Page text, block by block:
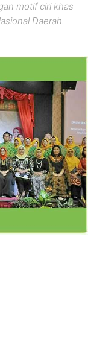
motif ciri khas
Daerah.